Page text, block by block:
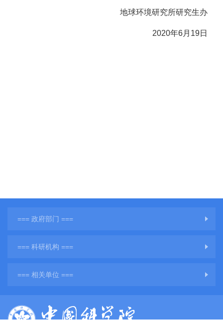
地球环境研究所研究生办
2020年6月 19日
=== 政府部门 ===
=== 科研机构 ===
=== 相关单位 ===